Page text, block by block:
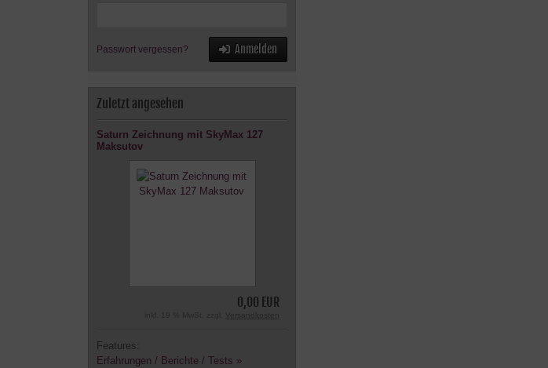
Passwort vergessen? Anmelden
Zuletzt angesehen
Saturn Zeichnung mit SkyMax 127
Maksutov
0,00 EUR
inkl. 19 % MwSt. zzgl.
Features:
Erfahrungen / Berichte / Tests »